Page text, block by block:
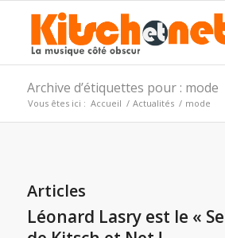
Archive d’étiquettes pour : mode
Vous êtes ici : Accueil / Actualités / mode
Articles
Léonard Lasry est le «